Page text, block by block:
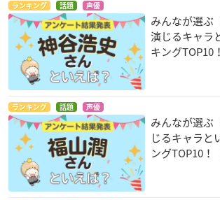
ランキング 話題 声優
みんなが選ぶ
演じるキャラ
キングTOP10
ランキング 話題 声優
みんなが選ぶ
じるキャラと
ングTOP10！